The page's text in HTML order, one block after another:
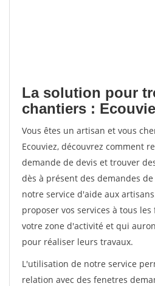
La solution pour
chantiers :
Vous êtes un artisan et vous
Ecouviez, découvrez comment
demande de devis et trouver
dès à présent des demandes
notre service d'aide aux
proposer vos services à tous
votre zone d'activité et qui
pour réaliser leurs travaux.
L'utilisation de notre service
relation avec des fenetres